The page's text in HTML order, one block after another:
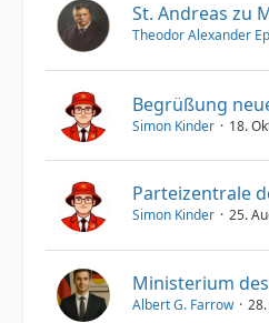
St. Andreas zu
Theodor Alexander
Begrüßung
Simon Kinder 18.
Parteizentrale
Simon Kinder 25.
Ministerium
Albert G. Farrow